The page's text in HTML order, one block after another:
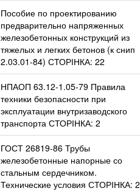
Пособие по проектированию
предварительно напряженных
железобетонных конструкций из
тяжелых и легких бетонов (к снип
2.03.01-84) СТОРІНКА: 22
НПАОП 63.12-1.05-79 Правила
техники безопасности при
эксплуатации внутризаводского
транспорта СТОРІНКА: 2
ГОСТ 26819-86 Трубы
железобетонные напорные со
стальным сердечником.
Технические условия СТОРІНКА: 2